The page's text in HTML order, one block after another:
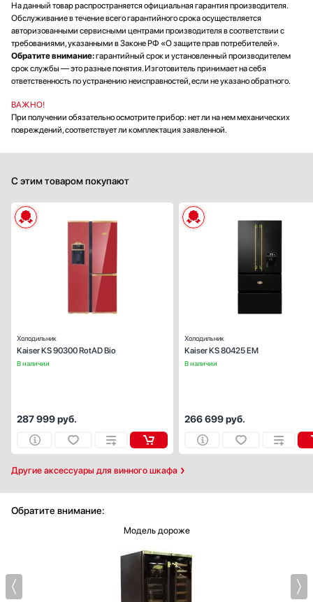
На данный товар распространяется официальная гарантия производителя.
Обслуживание в течение всего гарантийного срока осуществляется
авторизованными сервисными центрами производителя в соответствии с
требованиями, указанными в Законе РФ «О защите прав потребителей».
Обратите внимание:гарантийный срок и установленный производителем
срок службы — это разные понятия. Изготовитель принимает на себя
ответственность по устранению неисправностей, если не указано обратного.
ВАЖНО!
При получении обязательно осмотрите прибор: нет ли на нем механических
повреждений, соответствует ли комплектация заявленной.
С этим товаром покупают
Другие аксессуары для винного шкафа
В наличии
Холодильник
Kaiser KS 90300 RotAD Bio
холодильник с распашными
(Side-by-
Дверной упор:
двери распашного типа (Side-by-
287 999руб.
В наличии
Холодильник
Kaiser KS 80425 EM
266 699руб.
Обратите внимание:
Модель дороже